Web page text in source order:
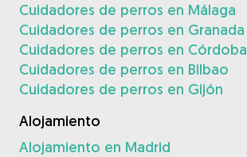
Cuidadores de perros en Málaga
Cuidadores de perros en Granada
Cuidadores de perros en Córdoba
Cuidadores de perros en Bilbao
Cuidadores de perros en Gijón
Alojamiento
Alojamiento en Madrid